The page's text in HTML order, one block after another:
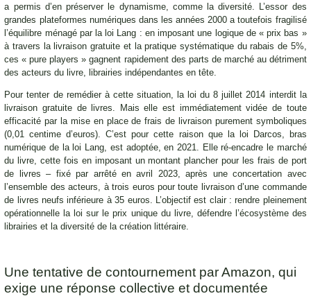
a permis d’en préserver le dynamisme, comme la diversité. L’essor des
grandes plateformes numériques dans les années 2000 a toutefois fragilisé
l’équilibre ménagé par la loi Lang : en imposant une logique de « prix bas »
à travers la livraison gratuite et la pratique systématique du rabais de 5%,
ces « pure players » gagnent rapidement des parts de marché au détriment
des acteurs du livre, librairies indépendantes en tête.
Pour tenter de remédier à cette situation, la loi du 8 juillet 2014 interdit la
livraison gratuite de livres. Mais elle est immédiatement vidée de toute
efficacité par la mise en place de frais de livraison purement symboliques
(0,01 centime d’euros). C’est pour cette raison que la loi Darcos, bras
numérique de la loi Lang, est adoptée, en 2021. Elle ré-encadre le marché
du livre, cette fois en imposant un montant plancher pour les frais de port
de livres – fixé par arrêté en avril 2023, après une concertation avec
l’ensemble des acteurs, à trois euros pour toute livraison d’une commande
de livres neufs inférieure à 35 euros. L’objectif est clair : rendre pleinement
opérationnelle la loi sur le prix unique du livre, défendre l’écosystème des
librairies et la diversité de la création littéraire.
Une tentative de contournement par Amazon, qui
exige une réponse collective et documentée